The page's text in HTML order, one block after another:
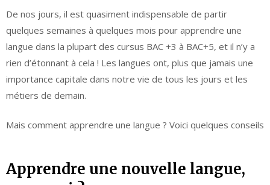
De nos jours, il est quasiment indispensable de partir
quelques semaines à quelques mois pour apprendre une
langue dans la plupart des cursus BAC +3 à BAC+5, et il n’y a
rien d’étonnant à cela ! Les langues ont, plus que jamais une
importance capitale dans notre vie de tous les jours et les
métiers de demain.
Mais comment apprendre une langue ? Voici quelques conseils
Apprendre une nouvelle langue,